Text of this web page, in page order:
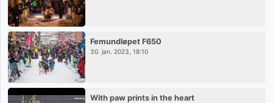
Femundløpet F650
30. jan. 2023, 18:10
With paw prints in the heart